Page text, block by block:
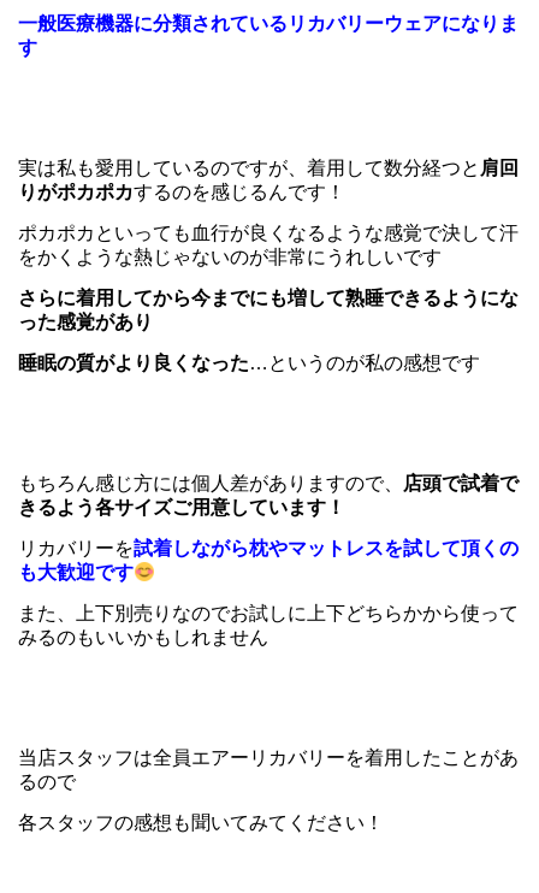
一般医療機器に分類されているリカバリーウェアになりま
す
実は私も愛用しているのですが、着用して数分経つと 肩回
りがポカポカするのを感じるんです！
ポカポカといっても血行が良くなるような感覚で決して汗
をかくような熱じゃないのが非常にうれしいです
さらに着用してから今までにも増して熟睡できるようにな
った感覚があり
睡眠の質がより良くなった…というのが私の感想です
もちろん感じ方には個人差がありますので、
店頭で試着で
きるよう各サイズご用意しています！
リカバリーを試着しながら枕やマットレスを試して頂くの
も大歓迎です
また、上下別売りなのでお試しに上下どちらかから使って
みるのもいいかもしれません
当店スタッフは全員エアーリカバリーを着用したことがあ
るので
各スタッフの感想も聞いてみてください！